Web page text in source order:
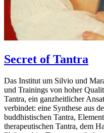
Secret of Tantra
Das Institut um Silvio und
und Trainings von hoher
Tantra, ein ganzheitlicher
verbindet: eine Synthese aus
buddhistischen Tantra,
therapeutischen Tantra, dem